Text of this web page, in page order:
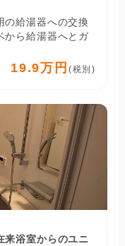
の給湯器への交換
から給湯器へとガ
19.9万円 (税別)
来浴室からのユニ